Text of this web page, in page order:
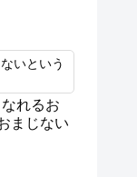
いという
れるお
まじない